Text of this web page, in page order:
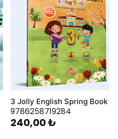
3 Jolly English Spring Book
9786258719284
240,00 ₺